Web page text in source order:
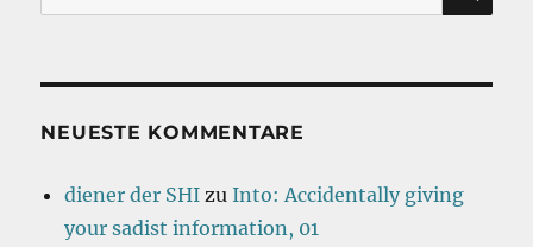
nach:
NEUESTE KOMMENTARE
diener der SHI zuInto: Accidentally giving
your sadist information, 01